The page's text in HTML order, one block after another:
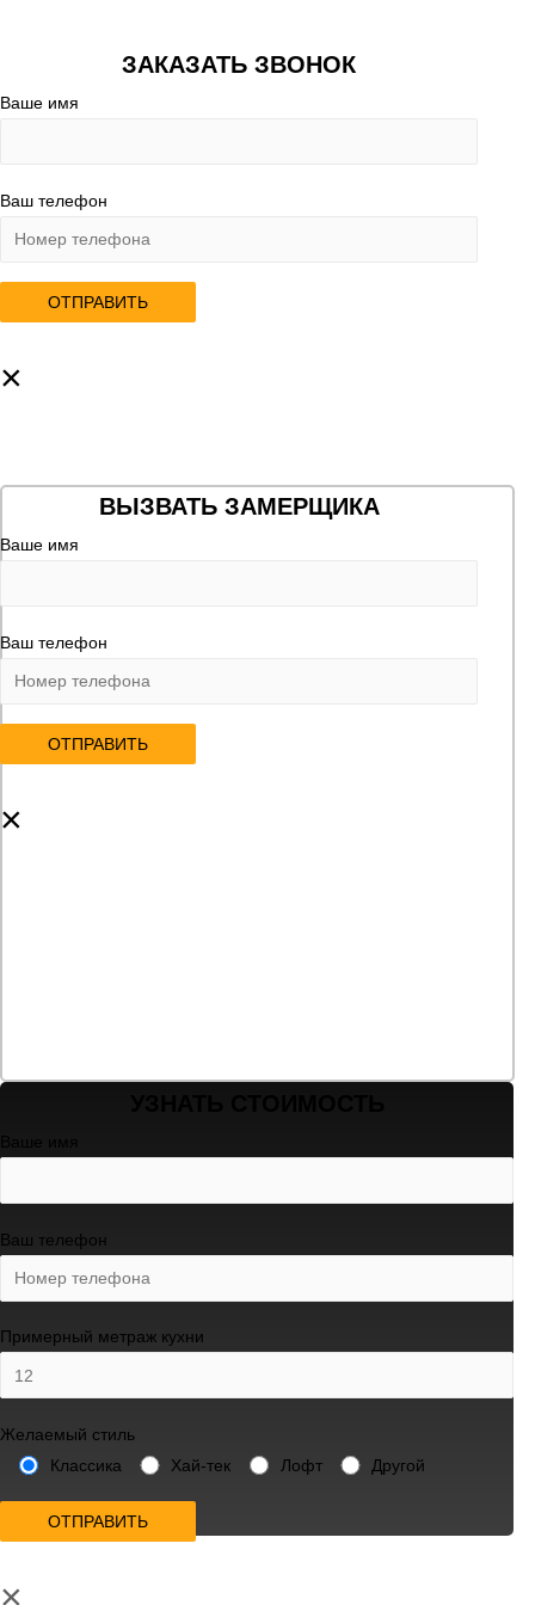
ЗАКАЗАТЬ ЗВОНОК
Ваше имя
Ваш телефон
×
ВЫЗВАТЬ ЗАМЕРЩИКА
Ваше имя
Ваш телефон
×
Ваш телефон
Примерный метраж кухни
Желаемый стиль
Классика
Хай-тек Лофт Другой
×